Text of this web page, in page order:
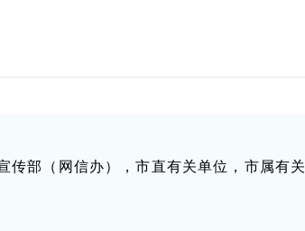
传部（网信办），市直有关单位，市属有关